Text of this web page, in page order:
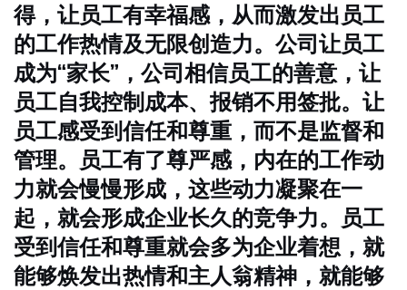
得，让员工有幸福感，从而激发出员工
的工作热情及无限创造力。 公司让员工
成为“家长”，公司相信员工的善意，让
员工自我控制成本、报销不用签批。让
员工感受到信任和尊重，而不是监督和
管理。员工有了尊严感，内在的工作动
力就会慢慢形成，这些动力凝聚在一
起，就会形成企业长久的竞争力。员工
受到信任和尊重就会多为企业着想，就
能够焕发出热情和主人翁精神，就能够